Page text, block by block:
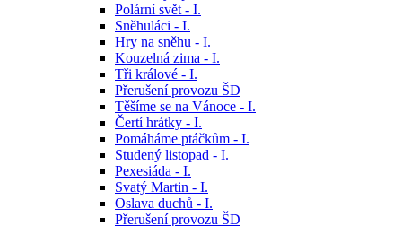
Polární svět - I.
Sněhuláci - I.
Hry na sněhu - I.
Kouzelná zima - I.
Tři králové - I.
Přerušení provozu ŠD
Těšíme se na Vánoce - I.
Čertí hrátky - I.
Pomáháme ptáčkům - I.
Studený listopad - I.
Pexesiáda - I.
Svatý Martin - I.
Oslava duchů - I.
Přerušení provozu ŠD